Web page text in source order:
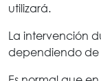
utilizará.
La intervención
dependiendo de